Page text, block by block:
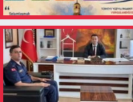
Resmi Reklam
Sağlık